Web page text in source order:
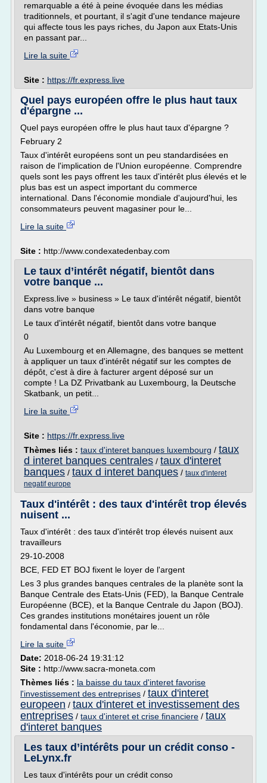
remarquable a été à peine évoquée dans les médias
traditionnels, et pourtant, il s'agit d'une tendance majeure
qui affecte tous les pays riches, du Japon aux Etats-Unis
en passant par...
Lire la suite
Site : https://fr.express.live
Quel pays européen offre le plus haut taux
d'épargne ...
Quel pays européen offre le plus haut taux d'épargne ?
February 2
Taux d'intérêt européens sont un peu standardisées en
raison de l'implication de l'Union européenne. Comprendre
quels sont les pays offrent les taux d'intérêt plus élevés et le
plus bas est un aspect important du commerce
international. Dans l'économie mondiale d'aujourd'hui, les
consommateurs peuvent magasiner pour le...
Lire la suite
Site : http://www.condexatedenbay.com
Le taux d’intérêt négatif, bientôt dans
votre banque ...
Express.live » business » Le taux d'intérêt négatif, bientôt
dans votre banque
Le taux d'intérêt négatif, bientôt dans votre banque
0
Au Luxembourg et en Allemagne, des banques se mettent
à appliquer un taux d'intérêt négatif sur les comptes de
dépôt, c'est à dire à facturer argent déposé sur un
compte ! La DZ Privatbank au Luxembourg, la Deutsche
Skatbank, un petit...
Lire la suite
Site : https://fr.express.live
Thèmes liés : taux d'interet banques luxembourg / taux
d interet banques centrales / taux d'interet
banques / taux d interet banques / taux d'interet
negatif europe
Taux d'intérêt : des taux d'intérêt trop élevés
nuisent ...
Taux d'intérêt : des taux d'intérêt trop élevés nuisent aux
travailleurs
29-10-2008
BCE, FED ET BOJ fixent le loyer de l'argent
Les 3 plus grandes banques centrales de la planète sont la
Banque Centrale des Etats-Unis (FED), la Banque Centrale
Européenne (BCE), et la Banque Centrale du Japon (BOJ).
Ces grandes institutions monétaires jouent un rôle
fondamental dans l'économie, par le...
Lire la suite
Date: 2018-06-24 19:31:12
Site : http://www.sacra-moneta.com
Thèmes liés : la baisse du taux d'interet favorise
l'investissement des entreprises / taux d'interet
europeen / taux d'interet et investissement des
entreprises / taux d'interet et crise financiere / taux
d'interet banques
Les taux d’intérêts pour un crédit conso -
LeLynx.fr
Les taux d'intérêts pour un crédit conso